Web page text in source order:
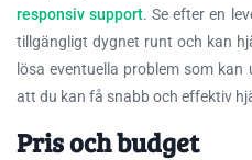
responsiv support. Se efter en
tillgängligt dygnet runt och kan
lösa eventuella problem som
att du kan få snabb och effektiv
Pris och budget